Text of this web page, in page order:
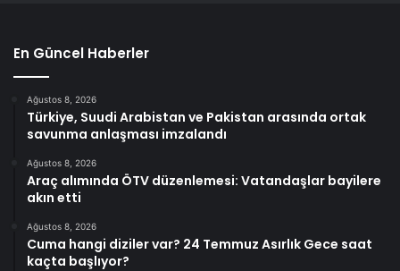
En Güncel Haberler
Ağustos 8, 2026
Türkiye, Suudi Arabistan ve Pakistan arasında ortak
savunma anlaşması imzalandı
Ağustos 8, 2026
Araç alımında ÖTV düzenlemesi: Vatandaşlar bayilere
akın etti
Ağustos 8, 2026
Cuma hangi diziler var? 24 Temmuz Asırlık Gece saat
kaçta başlıyor?